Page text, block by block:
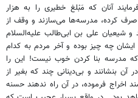
آنان كه مَبْلغ خطيرى را به هزار
صرف كرده، مدرسه‌ها مى‌سازند و وقف از
و شيعيان على بن ابى‌طالب عليه‌السلام
ايشان چه چيز بوده و آخر مردم به كدام
مدرسه بنا كردن خوب نيست! اين را
بنشانند و بى‌دينانى چند كه بغير از
اخراج فرموده، در آن راه ندهند حسنه